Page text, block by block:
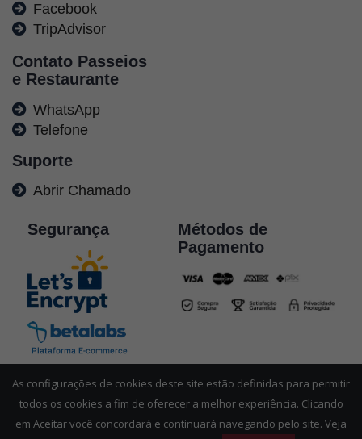
Facebook
TripAdvisor
Contato Passeios
e Restaurante
WhatsApp
Telefone
Suporte
Abrir Chamado
Segurança
Métodos de
Pagamento
A venda de bebidas alcoólicas é proibida para menores de 18 anos. Aprecie com
moderação. Se beber, não dirija. © 2023. Casa Geraldo - CNPJ: 16.733.677/0001-79.
Fazenda São Geraldo - Andradas-MG. Todos os direitos reservados.
As configurações de cookies deste site estão definidas para permitir
todos os cookies a fim de oferecer a melhor experiência. Clicando
em Aceitar você concordará e continuará navegando pelo site. Veja